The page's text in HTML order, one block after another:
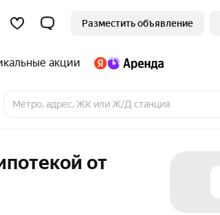
Разместить объявление
акции
от